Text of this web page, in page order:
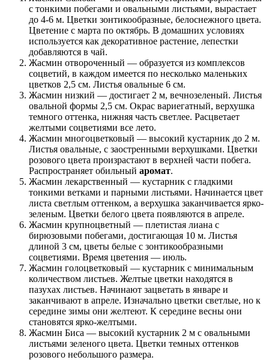
с тонкими побегами и овальными листьями, вырастает
до 4-6 м. Цветки зонтикообразные, белоснежного цвета.
Цветение с марта по октябрь. В домашних условиях
используется как декоративное растение, лепестки
добавляются в чай.
Жасмин отвороченный — образуется из комплексов
соцветий, в каждом имеется по несколько маленьких
цветков 2,5 см. Листья овальные 6 см.
Жасмин низкий — достигает 2 м, вечнозеленый. Листья
овальной формы 2,5 см. Окрас вариегатный, верхушка
темного оттенка, нижняя часть светлее. Расцветает
желтыми соцветиями все лето.
Жасмин многоцветковый — высокий кустарник до 2 м.
Листья овальные, с заостренными верхушками. Цветки
розового цвета произрастают в верхней части побега.
Распространяет обильный аромат.
Жасмин лекарственный — кустарник с гладкими
тонкими ветками и парными листьями. Начинается цвет
листа светлым оттенком, а верхушка заканчивается ярко-
зеленым. Цветки белого цвета появляются в апреле.
Жасмин крупноцветный — плетистая лиана с
бирюзовыми побегами, достигающая 10 м. Листья
длиной 3 см, цветы белые с зонтикообразными
соцветиями. Время цветения — июль.
Жасмин голоцветковый — кустарник с минимальным
количеством листьев. Желтые цветки находятся в
пазухах листьев. Начинают зацветать в январе и
заканчивают в апреле. Изначально цветки светлые, но к
середине зимы они желтеют. К середине весны они
становятся ярко-желтыми.
Жасмин Биса — высокий кустарник 2 м с овальными
листьями зеленого цвета. Цветки темных оттенков
розового небольшого размера.